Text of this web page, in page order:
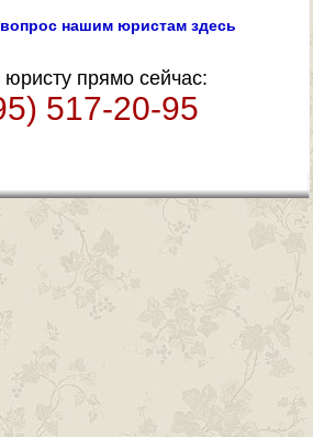
нашим юристам здесь
юристу прямо сейчас:
517-20-95